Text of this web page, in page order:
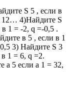
S 5 , если в
12… 4)Найдите S
1 = -2, q =-0,5 .
в 5 , если в 1
3) Найдите S 3
1 = 6, q =2.
а 5 если а 1 = 32,